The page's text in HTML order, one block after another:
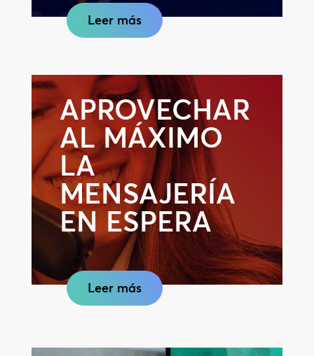
Leer más
APROVECHAR
AL MÁXIMO
LA
MENSAJERÍA
EN ESPERA
Leer más